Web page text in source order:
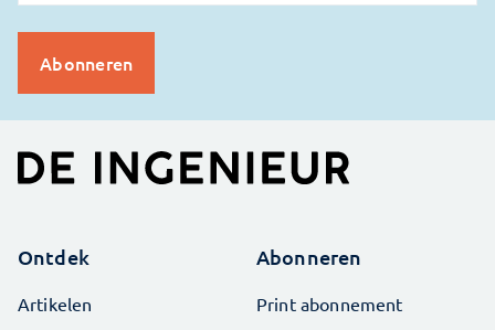
Ontdek
Artikelen
Abonneren
Print abonnement